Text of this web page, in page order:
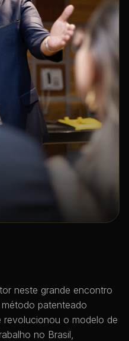
neste grande encontro
patenteado
o modelo de
no Brasil,